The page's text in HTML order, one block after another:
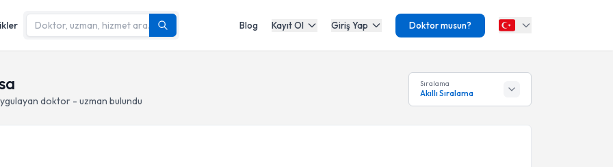
Blog Kayıt Ol Giriş Yap Doktor musun?
doktor - uzman bulundu
Sıralama
Akıllı Sıralama